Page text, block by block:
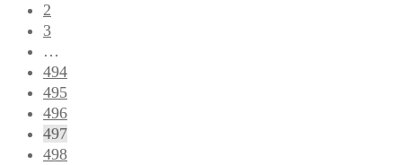
2
3
…
494
495
496
497
498